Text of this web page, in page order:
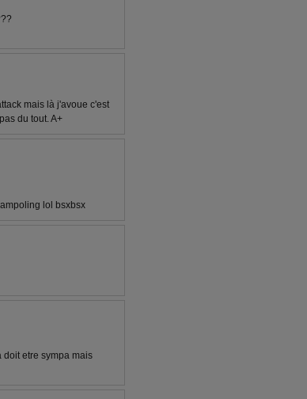
mais là j'avoue c'est
du tout. A+
lol bsxbsx
doit etre sympa mais